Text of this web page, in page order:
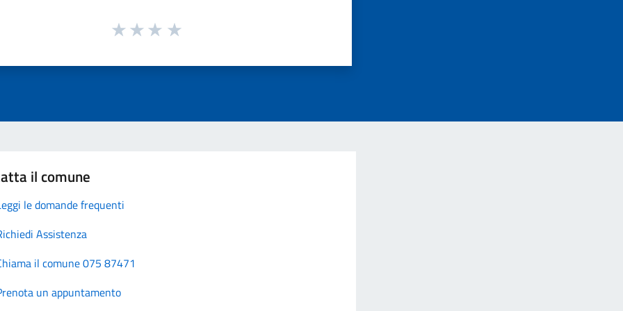
il comune
le domande frequenti
Assistenza
il comune 075 87471
un appuntamento